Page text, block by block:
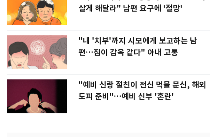
살게 해달라" 남편 요구에 '절망'
"내 '치부'까지 시모에게 보고하는 남
편…집이 감옥 같다" 아내 고통
"예비 신랑 절친이 전신 먹물 문신, 해외
도피 준비"…예비 신부 '혼란'